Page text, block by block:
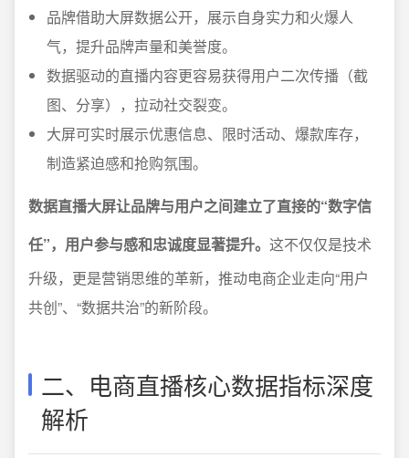
品牌借助大屏数据公开，展示自身实力和火爆人
气，提升品牌声量和美誉度。
数据驱动的直播内容更容易获得用户二次传播（截
图、分享），拉动社交裂变。
大屏可实时展示优惠信息、限时活动、爆款库存，
制造紧迫感和抢购氛围。
数据直播大屏让品牌与用户之间建立了直接的“数字信
任”，用户参与感和忠诚度显著提升。 这不仅仅是技术
升级，更是营销思维的革新，推动电商企业走向“用户
共创”、“数据共治”的新阶段。
二、电商直播核心数据指标深度
解析